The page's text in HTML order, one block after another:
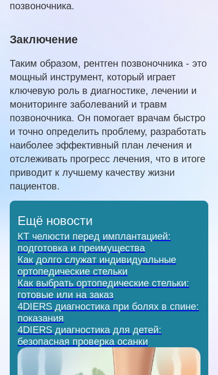
позвоночника.
Заключение
Таким образом, рентген позвоночника - это
мощный инструмент, который играет
ключевую роль в диагностике, лечении и
мониторинге заболеваний и травм
позвоночника. Он помогает врачам быстро
и точно определить проблему, разработать
наиболее эффективный план лечения и
отслеживать прогресс лечения, что в итоге
приводит к лучшему качеству жизни
пациентов.
Ещё новости
КТ челюсти перед имплантацией:
подготовка и преимущества
Как долго служат индивидуальные
ортопедические стельки
Как выбрать ортопедические стельки:
готовые или на заказ
4DIERS диагностика при болях в спине:
показания
4DIERS диагностика для детей:
безопасная проверка осанки